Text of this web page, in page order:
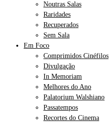
Noutras Salas
Raridades
Recuperados
Sem Sala
Em Foco
Comprimidos Cinéfilos
Divulgação
In Memoriam
Melhores do Ano
Palatorium Walshiano
Passatempos
Recortes do Cinema